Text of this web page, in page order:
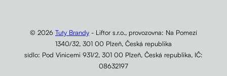
© 2026 Tuty Brandy- Liftor s.r.o., provozovna: Na Pomezí
1340/32, 301 00 Plzeň, Česká republika
sídlo: Pod Vinicemi 931/2, 301 00 Plzeň, Česká republika, IČ:
08632197